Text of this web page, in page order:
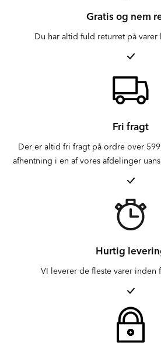
Gratis og nem
Du har altid fuld returret på varer
Fri fragt
Der er altid fri fragt på ordre over
afhentning i en af vores afdelinger
Hurtig
VI leverer de fleste varer inden